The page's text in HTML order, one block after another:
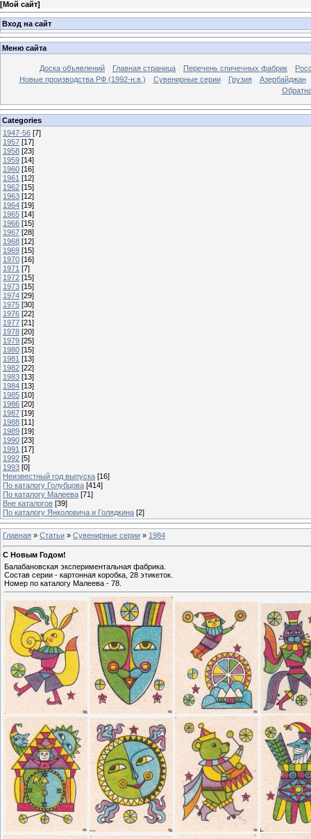
[Мой сайт]
Вход на сайт
Меню сайта
Доска объявлений Главная страница Перечень спичечных фабрик
Новые производства РФ (1992-н.в.)
Сувенирные серии Грузия
Азербайджан
Categories
1947-56 [7]
1957 [17]
1958 [23]
1959 [14]
1960 [16]
1961 [12]
1962 [15]
1963 [12]
1964 [19]
1965 [14]
1966 [15]
1967 [28]
1968 [12]
1969 [15]
1970 [16]
1971 [7]
1972 [15]
1973 [15]
1974 [29]
1975 [30]
1976 [22]
1977 [21]
1978 [20]
1979 [25]
1980 [15]
1981 [13]
1982 [22]
1983 [13]
1984 [13]
1985 [10]
1986 [20]
1987 [19]
1988 [11]
1989 [19]
1990 [23]
1991 [17]
1992 [5]
1993 [0]
Неизвестный год выпуска [16]
По каталогу Голубцова [414]
По каталогу Малеева [71]
Вне каталогов [39]
По каталогу Янколовича и Голядкина [2]
Главная » Статьи » Сувенирные серии » 1984
С Новым Годом!
Балабановская экспериментальная фабрика.
Состав серии - картонная коробка, 28 этикеток.
Номер по каталогу Малеева - 78.